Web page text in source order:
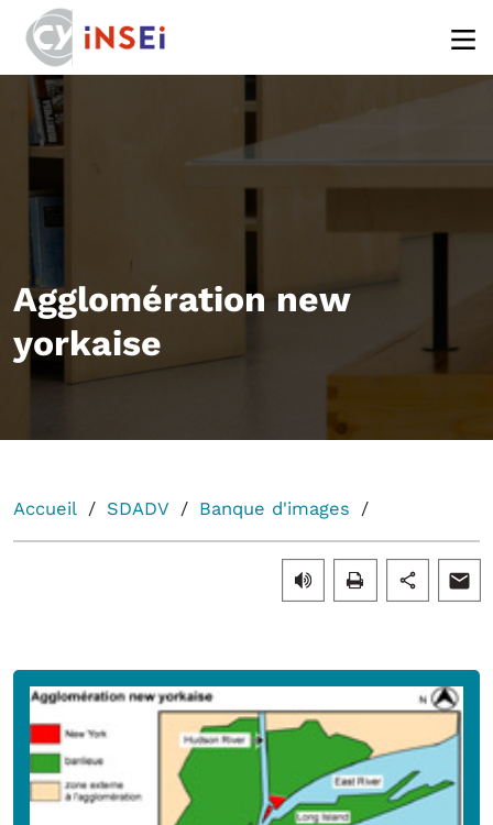
Agglomération new
yorkaise
Accueil SDADV Banque d'images